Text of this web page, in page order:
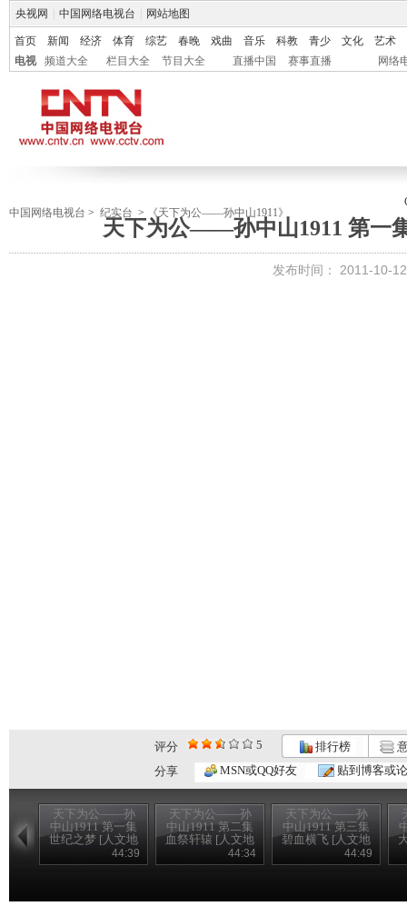
央视网 中国网络电视台 网站地图
首页 新闻 经济 体育 综艺 春晚 戏曲 音乐 科教 青少 文化
艺术
电视
频道大全 栏目大全 节目大全 直播中国 赛事直播 网络
中国网络电视台 > 纪实台 > 《天下为公――孙中山1911》
天下为公——孙中山1911 第一
发布时间： 2011-10-
评分 5 排行榜
分享
MSN或QQ好友 贴到博客或
天下为公——孙
中山1911 第一集
世纪之梦 [人文地
44:39
天下为公——孙
中山1911 第二集
血祭轩辕 [人文地
44:34
天下为公——孙
中山1911 第三集
碧血横飞 [人文地
44:49